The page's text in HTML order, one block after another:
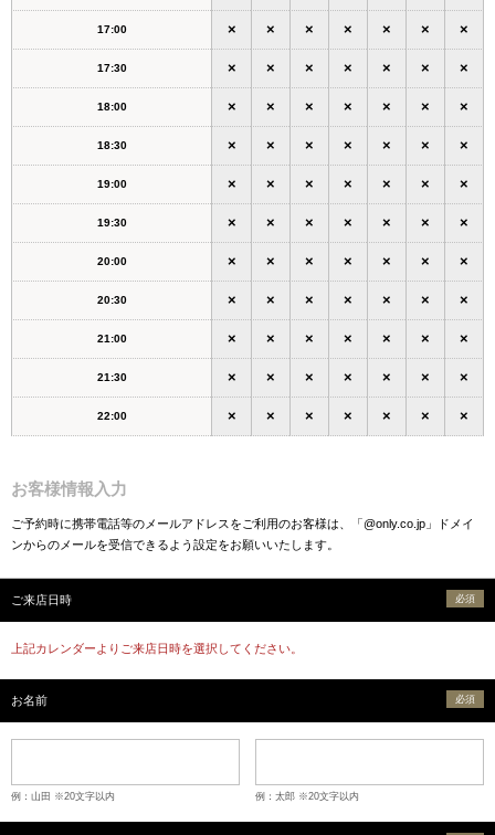
17:00 × × × × × × ×
17:30 × × × × × × ×
18:00 × × × × × × ×
18:30 × × × × × × ×
19:00 × × × × × × ×
19:30 × × × × × × ×
20:00 × × × × × × ×
20:30 × × × × × × ×
21:00 × × × × × × ×
21:30 × × × × × × ×
22:00 × × × × × × ×
お客様情報入力
ご予約時に携帯電話等のメールアドレスをご利用のお客様は、「@only.co.jp」ドメイ
ンからのメールを受信できるよう設定をお願いいたします。
ご来店日時 必須
上記カレンダーよりご来店日時を選択してください。
お名前 必須
例：山田 ※20文字以内 例：太郎 ※20文字以内